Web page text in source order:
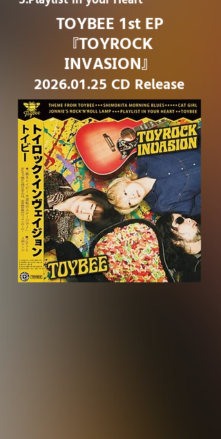
TOYBEE 1st EP
『TOYROCK
INVASION』
2026.01.25 CD Release